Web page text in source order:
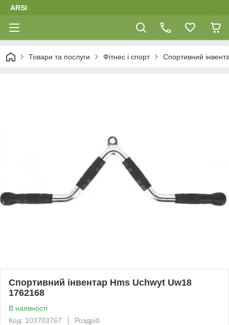
ARSI
Товари та послуги Фітнес і спорт Спортивний
Спортивний інвентар Hms Uchwyt Uw18
1762168
В наявності
Код: 103703767
Роздріб